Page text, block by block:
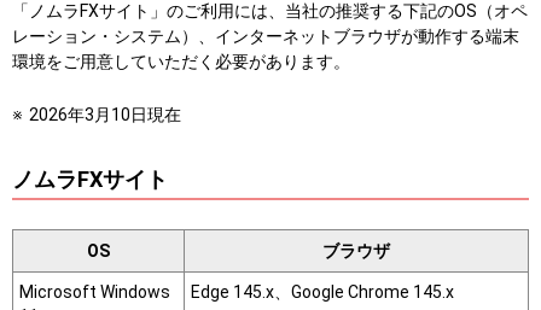
「ノムラFXサイト」のご利用には、当社の推奨する下記のOS（オペ
レーション・システム）、インターネットブラウザが動作する端末
環境をご用意していただく必要があります。
2026年3月10日現在
ノムラFXサイト
OS ブラウザ
Microsoft Windows
Edge 145.x、Google Chrome 145.x